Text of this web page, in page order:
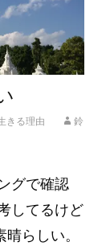
きる理由
鈴
グで確認
してるけど
らしい。